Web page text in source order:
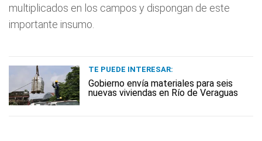
multiplicados en los campos y dispongan de este
importante insumo.
TE PUEDE INTERESAR:
Gobierno envía materiales para seis
nuevas viviendas en Río de Veraguas